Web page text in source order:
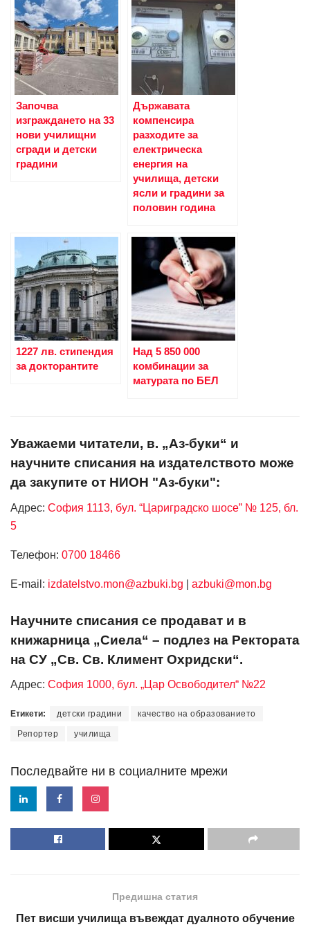
Започва
изграждането на 33
нови училищни
сгради и детски
градини
Държавата
компенсира
разходите за
електрическа
енергия на
училища, детски
ясли и градини за
половин година
1227 лв. стипендия
за докторантите
Над 5 850 000
комбинации за
матурата по БЕЛ
Уважаеми читатели, в. „Аз-буки“ и
научните списания на издателството може
да закупите от НИОН "Аз-буки":
Адрес: София 1113, бул. “Цариградско шосе” № 125, бл.
5
Телефон: 0700 18466
Е-mail: izdatelstvo.mon@azbuki.bg azbuki@mon.bg
Научните списания се продават и в
книжарница „Сиела“ – подлез на Ректората
на СУ „Св. Св. Климент Охридски“.
Адрес: София 1000, бул. „Цар Освободител“ №22
Етикети: детски градини качество на образованието
Репортер училища
Последвайте ни в социалните мрежи
Предишна статия
Пет висши училища въвеждат дуалното обучение